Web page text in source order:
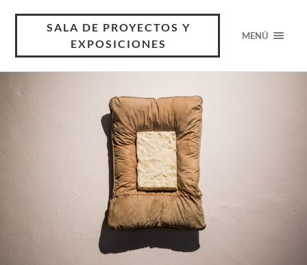
SALA DE PROYECTOS Y
EXPOSICIONES
MENÚ